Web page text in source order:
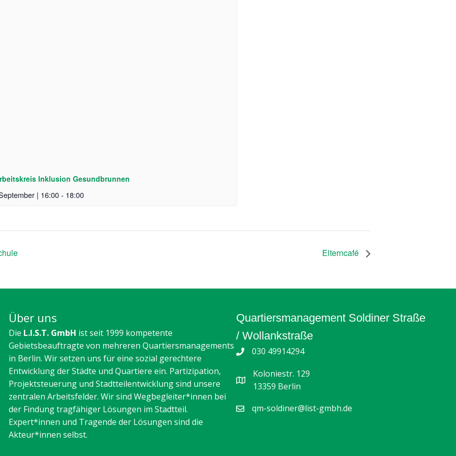
Inklusion Gesundbrunnen
| 16:00- 18:00
Elterncafé
Über uns
Die L.I.S.T. GmbH ist seit 1999 kompetente
Gebietsbeauftragte von mehreren Quartiersmanagements
in Berlin. Wir setzen uns für eine sozial gerechtere
Entwicklung der Städte und Quartiere ein. Partizipation,
Projektsteuerung und Stadtteilentwicklung sind unsere
zentralen Arbeitsfelder. Wir sind Wegbegleiter*innen bei
der Findung tragfähiger Lösungen im Stadtteil.
Expert*innen und Tragende der Lösungen sind die
Akteur*innen selbst.
Quartiersmanagement Soldiner Straße
/ Wollankstraße
030 49914294
Koloniestr. 129
13359 Berlin
qm-soldiner@list-gmbh.de